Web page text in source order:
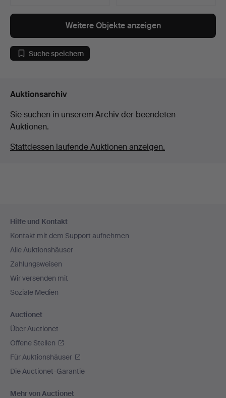
Weitere Objekte anzeigen
Suche speichern
Auktionsarchiv
Sie suchen in unserem Archiv der beendeten
Auktionen.
Stattdessen laufende Auktionen anzeigen.
Navigation
Hilfe und Kontakt
Kontakt mit dem Support aufnehmen
Alle Auktionshäuser
Zahlungsweisen
Wir versenden mit
Soziale Medien
Auctionet
Über Auctionet
Offene Stellen
Für Auktionshäuser
Die Auctionet-Garantie
Mehr von Auctionet